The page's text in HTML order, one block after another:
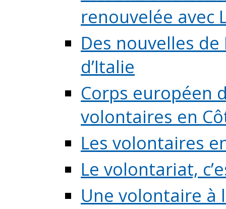
renouvelée avec
Des nouvelles
d’Italie
Corps européen
volontaires en
Les volontaires
Le volontariat,
Une volontaire à